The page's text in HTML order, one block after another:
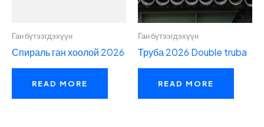
Ган бүтээгдэхүүн
Спираль ган хоолой 2026
READ MORE
Ган бүтээгдэхүүн
Труба 2026 Double truba
READ MORE